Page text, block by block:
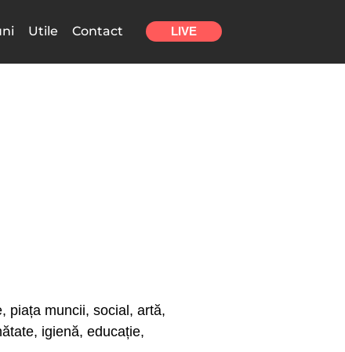
Utile Contact LIVE
piața muncii, social, artă,
igienă, educație,